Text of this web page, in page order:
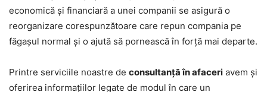
economică și financiară a unei companii se asigură o
reorganizare corespunzătoare care repun compania pe
făgașul normal și o ajută să pornească în forță mai departe.
Printre serviciile noastre de consultanță în afaceri avem și
oferirea informațiilor legate de modul în care un